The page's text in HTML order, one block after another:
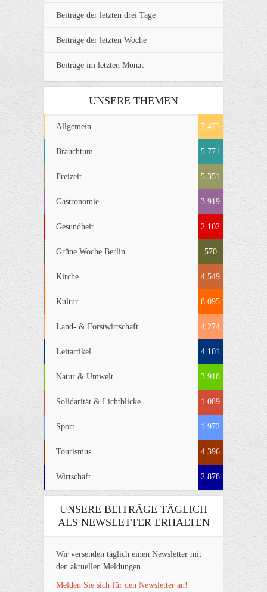
Beiträge der letzten drei Tage
Beiträge der letzten Woche
Beiträge im letzten Monat
UNSERE THEMEN
Allgemein 7.473
Brauchtum 5.771
Freizeit 5.351
Gastronomie 3.919
Gesundheit 2.102
Grüne Woche Berlin 570
Kirche 4.549
Kultur 8.095
Land- & Forstwirtschaft 4.274
Leitartikel 4.101
Natur & Umwelt 3.918
Solidarität & Lichtblicke 1.089
Sport 1.972
Tourismus 4.396
Wirtschaft 2.878
UNSERE BEITRÄGE TÄGLICH
ALS NEWSLETTER ERHALTEN
Wir versenden täglich einen Newsletter mit
den aktuellen Meldungen.
Melden Sie sich für den Newsletter an!